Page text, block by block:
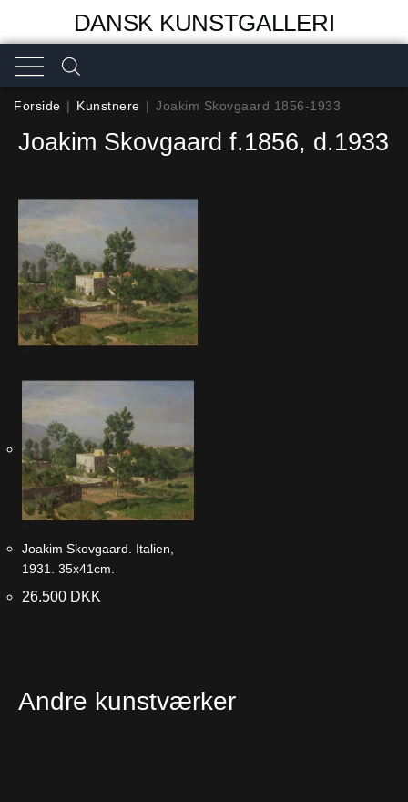
DANSK KUNSTGALLERI
Forside | Kunstnere | Joakim Skovgaard 1856-1933
Joakim Skovgaard f.1856, d.1933
Joakim Skovgaard. Italien,
1931. 35x41cm.
26.500 DKK
Andre kunstværker